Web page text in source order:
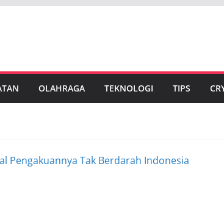
OLAHRAGA TEKNOLOGI TIPS